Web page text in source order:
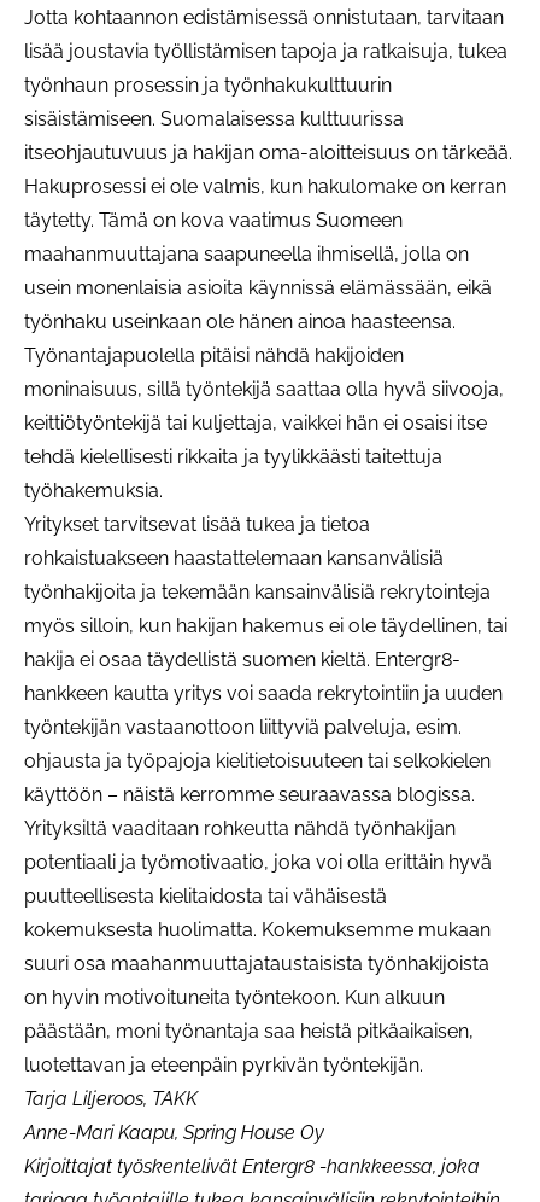
Jotta kohtaannon edistämisessä onnistutaan, tarvitaan
lisää joustavia työllistämisen tapoja ja ratkaisuja, tukea
työnhaun prosessin ja työnhakukulttuurin
sisäistämiseen. Suomalaisessa kulttuurissa
itseohjautuvuus ja hakijan oma-aloitteisuus on tärkeää.
Hakuprosessi ei ole valmis, kun hakulomake on kerran
täytetty. Tämä on kova vaatimus Suomeen
maahanmuuttajana saapuneella ihmisellä, jolla on
usein monenlaisia asioita käynnissä elämässään, eikä
työnhaku useinkaan ole hänen ainoa haasteensa.
Työnantajapuolella pitäisi nähdä hakijoiden
moninaisuus, sillä työntekijä saattaa olla hyvä siivooja,
keittiötyöntekijä tai kuljettaja, vaikkei hän ei osaisi itse
tehdä kielellisesti rikkaita ja tyylikkäästi taitettuja
työhakemuksia.
Yritykset tarvitsevat lisää tukea ja tietoa
rohkaistuakseen haastattelemaan kansanvälisiä
työnhakijoita ja tekemään kansainvälisiä rekrytointeja
myös silloin, kun hakijan hakemus ei ole täydellinen, tai
hakija ei osaa täydellistä suomen kieltä. Entergr8-
hankkeen kautta yritys voi saada rekrytointiin ja uuden
työntekijän vastaanottoon liittyviä palveluja, esim.
ohjausta ja työpajoja kielitietoisuuteen tai selkokielen
käyttöön – näistä kerromme seuraavassa blogissa.
Yrityksiltä vaaditaan rohkeutta nähdä työnhakijan
potentiaali ja työmotivaatio, joka voi olla erittäin hyvä
puutteellisesta kielitaidosta tai vähäisestä
kokemuksesta huolimatta. Kokemuksemme mukaan
suuri osa maahanmuuttajataustaisista työnhakijoista
on hyvin motivoituneita työntekoon. Kun alkuun
päästään, moni työnantaja saa heistä pitkäaikaisen,
luotettavan ja eteenpäin pyrkivän työntekijän.
Tarja Liljeroos, TAKK
Anne-Mari Kaapu, Spring House Oy
Kirjoittajat työskentelivät Entergr8 -hankkeessa, joka